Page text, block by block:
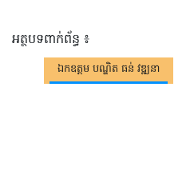
អត្ថបទពាក់ព័ន្ធ ៖
ឯកឧត្តម បណ្ឌិត ធន់ វឌ្ឍនា